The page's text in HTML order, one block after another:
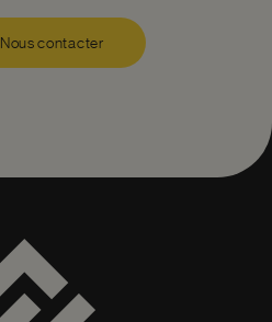
Nous contacter